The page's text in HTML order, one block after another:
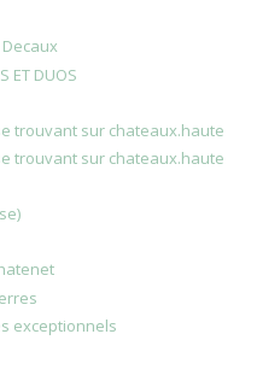
ET DUOS
trouvant sur chateaux.haute
trouvant sur chateaux.haute
exceptionnels